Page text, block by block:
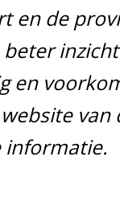
en de
en
informatie.